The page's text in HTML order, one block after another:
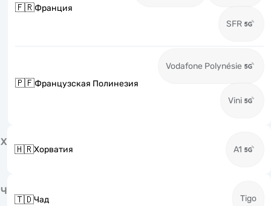
🇫🇷Франция
SFR
🇵🇫Французская Полинезия
Vodafone Polynésie
Vini
Х
🇭🇷Хорватия A1
Ч
🇹🇩Чад Tigo